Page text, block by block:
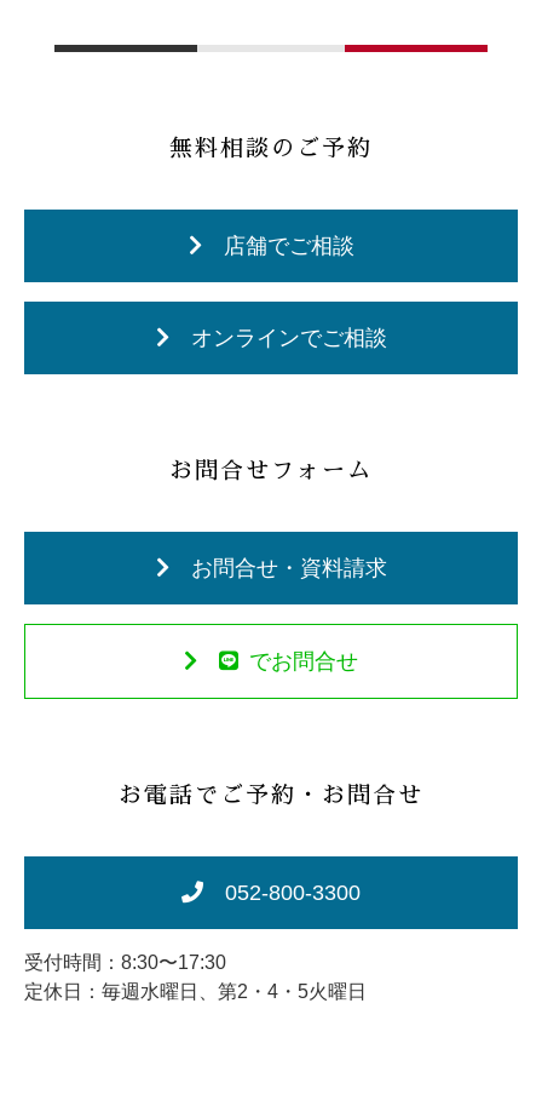
無料相談のご予約
店舗でご相談
オンラインでご相談
お問合せフォーム
お問合せ・資料請求
でお問合せ
お電話でご予約・お問合せ
052-800-3300
受付時間：8:30〜17:30
定休日：毎週水曜日、第2・4・5火曜日